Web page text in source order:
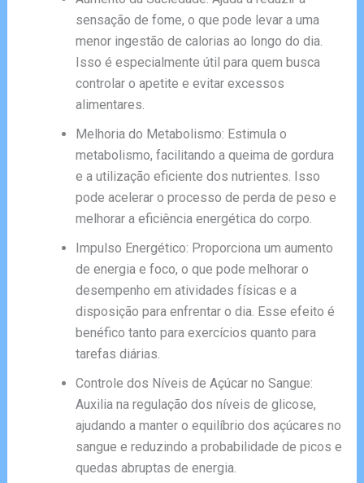
sensação de fome, o que pode levar a uma
menor ingestão de calorias ao longo do dia.
Isso é especialmente útil para quem busca
controlar o apetite e evitar excessos
alimentares.
Melhoria do Metabolismo: Estimula o
metabolismo, facilitando a queima de gordura
e a utilização eficiente dos nutrientes. Isso
pode acelerar o processo de perda de peso e
melhorar a eficiência energética do corpo.
Impulso Energético: Proporciona um aumento
de energia e foco, o que pode melhorar o
desempenho em atividades físicas e a
disposição para enfrentar o dia. Esse efeito é
benéfico tanto para exercícios quanto para
tarefas diárias.
Controle dos Níveis de Açúcar no Sangue:
Auxilia na regulação dos níveis de glicose,
ajudando a manter o equilíbrio dos açúcares no
sangue e reduzindo a probabilidade de picos e
quedas abruptas de energia.